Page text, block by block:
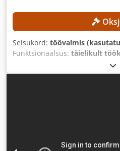
Seisukord: töövalmis
Funktsionaalsus: täielikult
,
lõikekiirus:90 000 mm/min,